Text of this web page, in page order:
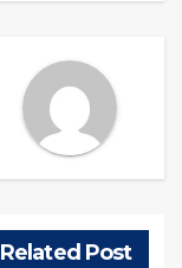
Related Post